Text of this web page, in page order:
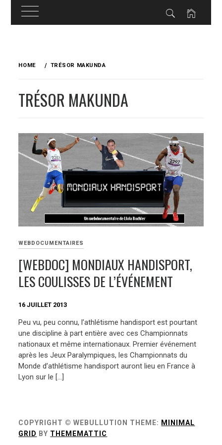
HOME TRÉSOR MAKUNDA
TRÉSOR MAKUNDA
WEBDOCUMENTAIRES
[WEBDOC] MONDIAUX HANDISPORT,
LES COULISSES DE L’ÉVÉNEMENT
16 JUILLET 2013
Peu vu, peu connu, l’athlétisme handisport est pourtant
une discipline à part entière avec ces Championnats
nationaux et même internationaux. Premier événement
après les Jeux Paralympiques, les Championnats du
Monde d’athlétisme handisport auront lieu en France à
Lyon sur le […]
COPYRIGHT © WEBULLUTION THEME: MINIMAL
GRID BY THEMEMATTIC